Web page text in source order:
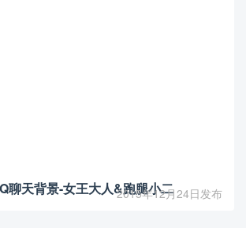
聊天背景-女王大人&跑腿小二
2015年12月24日发布